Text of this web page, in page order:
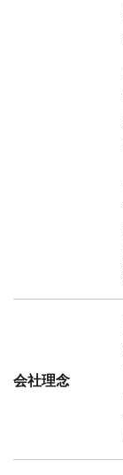
会社理念